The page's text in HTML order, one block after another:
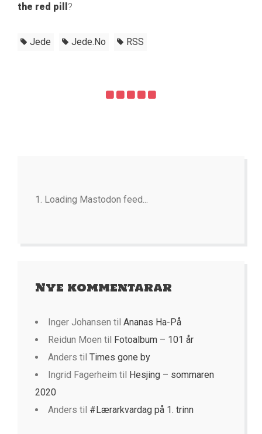
the red pill ?
Jede Jede.no RSS
Loading Mastodon feed...
Nye kommentarar
Inger Johansen til Ananas Ha-På
Reidun Moen til Fotoalbum – 101 år
Anders til Times gone by
Ingrid Fagerheim til Hesjing – sommaren
2020
Anders til #Lærarkvardag på 1. trinn